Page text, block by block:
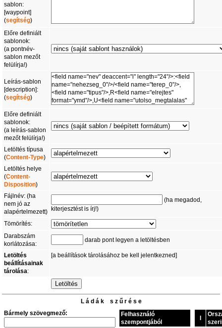
sablon:
[waypoint]
(segítség)
Előre definiált
sablonok:
(a pontnév-
sablon mezőt
felülírja!)
Leírás-sablon
[description]:
(segítség)
Előre definiált
sablonok:
(a leírás-sablon
mezőt felülírja!)
Letöltés típusa
(Content-Type)
Letöltés helye
(Content-
Disposition)
Fájlnév: (ha
nem jó az
alapértelmezett)
(ha megadod,
kiterjesztést is írj!)
Tömörítés:
Darabszám
korlátozása:
darab pont legyen a letöltésben
Letöltés
beállításainak
tárolása:
[a beállítások tárolásához be kell jelentkezned]
L á d á k s z ű r é s e
Bármely szövegmező:
Felhasználó
szempontjából